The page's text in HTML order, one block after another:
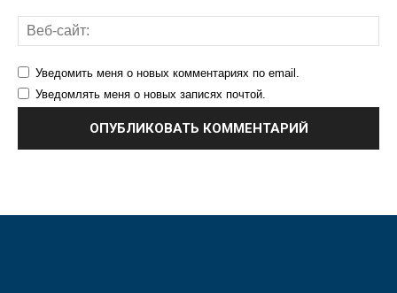
Уведомить меня о новых комментариях по email.
Уведомлять меня о новых записях почтой.